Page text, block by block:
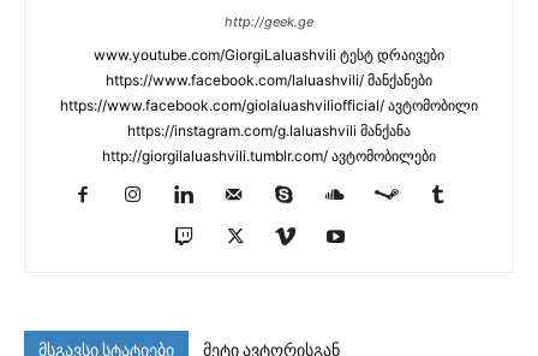
http://geek.ge
www.youtube.com/GiorgiLaluashvili ტესტ დრაივები
https://www.facebook.com/laluashvili/ მანქანები
https://www.facebook.com/giolaluashviliofficial/ ავტომობილი
https://instagram.com/g.laluashvili მანქანა
http://giorgilaluashvili.tumblr.com/ ავტომობილები
მსგავსი სტატიები მეტი ავტორისგან